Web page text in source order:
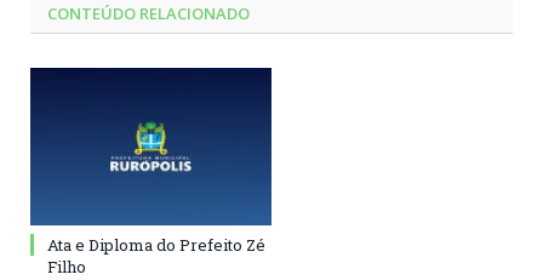
CONTEÚDO RELACIONADO
Ata e Diploma do Prefeito Zé
Filho